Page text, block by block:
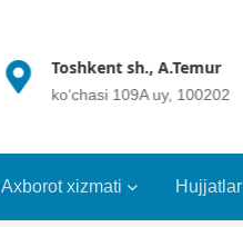
Toshkent sh., A.Temur
ko‘chasi 109A uy, 100202
Axborot xizmati Hujjatlar